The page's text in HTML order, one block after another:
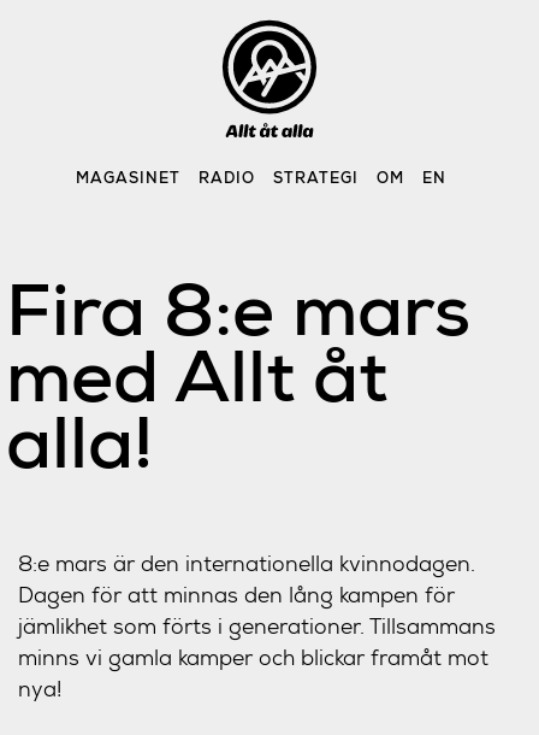
MAGASINET RADIO STRATEGI OM EN
Fira 8:e mars
med Allt åt
alla!
8:e mars är den internationella kvinnodagen.
Dagen för att minnas den lång kampen för
jämlikhet som förts i generationer. Tillsammans
minns vi gamla kamper och blickar framåt mot
nya!